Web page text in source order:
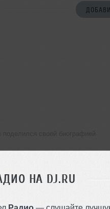
НА DJ.RU
Радио — слушайте